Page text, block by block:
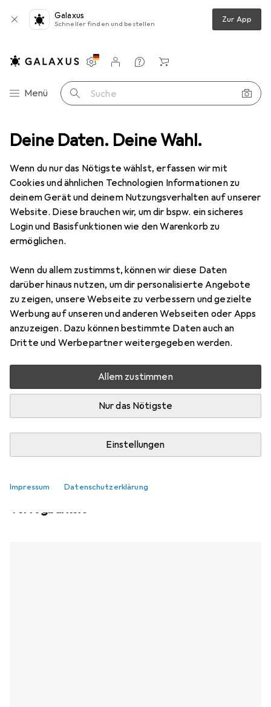
Deine Daten. Deine Wahl.
Wenn du nur das Nötigste wählst, erfassen wir mit
Cookies und ähnlichen Technologien Informationen zu
deinem Gerät und deinem Nutzungsverhalten auf unserer
Website. Diese brauchen wir, um dir bspw. ein sicheres
Login und Basisfunktionen wie den Warenkorb zu
ermöglichen.
Wenn du allem zustimmst, können wir diese Daten
darüber hinaus nutzen, um dir personalisierte Angebote
zu zeigen, unsere Webseite zu verbessern und gezielte
Werbung auf unseren und anderen Webseiten oder Apps
anzuzeigen. Dazu können bestimmte Daten auch an
Dritte und Werbepartner weitergegeben werden.
Allem zustimmen
Nur das Nötigste
Einstellungen
Impressum Datenschutzerklärung
Galaxus
Schneller finden und bestellen Zur App
Navigation nach Kategorien
Menü Suche
Einstellungen
Kundenkonto
Vergleichslisten
Merklisten
Warenkorb
Verlängerungskabel M-Cab Power Cord C13-C14
M-CabPower Cord C13-C14
2 m
1 Mehr von M-Cab
Aktuell nicht lieferbar
Benachrichtigen, wenn lieferbar
Vergleichen Merken
Kostenloser Versand ab 30,– i
Ähnliche Produkte mit besserer
Verfügbarkeit